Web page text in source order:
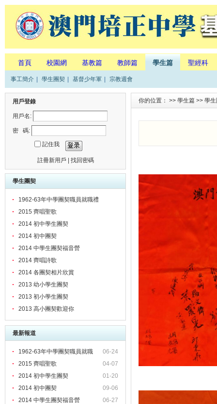
首頁 校園網 基教篇 教師篇 學生篇 聖經科
事工簡介 學生團契 基督少年軍 宗教週會
用戶登錄
用戶名:
密 碼:
記住我
註冊新用戶 找回密碼
學生團契
1962-63年中學團契職員就職禮
2015 齊唱聖歌
2014 初中學生團契
2014 初中團契
2014 中學生團契福音營
2014 齊唱詩歌
2014 各團契相片欣賞
2013 幼小學生團契
2013 初小學生團契
2013 高小團契歡迎你
最新報道
06-24
1962-63年中學團契職員就職
04-07
2015 齊唱聖歌
01-20
2014 初中學生團契
09-06
2014 初中團契
06-27
2014 中學生團契福音營
你的位置： >> 學生篇 >> 學